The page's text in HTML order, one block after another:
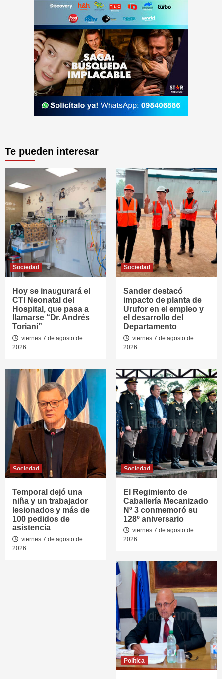
Te pueden interesar
Sociedad
Hoy se inaugurará el
CTI Neonatal del
Hospital, que pasa a
llamarse “Dr. Andrés
Toriani”
viernes 7 de agosto de
2026
Sociedad
Sander destacó
impacto de planta de
Urufor en el empleo y
el desarrollo del
Departamento
viernes 7 de agosto de
2026
Sociedad
Temporal dejó una
niña y un trabajador
lesionados y más de
100 pedidos de
asistencia
viernes 7 de agosto de
2026
Sociedad
El Regimiento de
Caballería Mecanizado
Nº 3 conmemoró su
128º aniversario
viernes 7 de agosto de
2026
Política